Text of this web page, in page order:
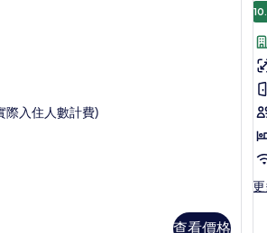
的
情
際入住人數計費)
查看價格
2
更